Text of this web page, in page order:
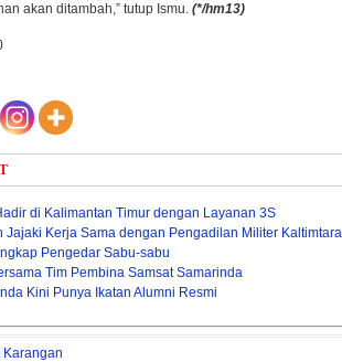
akan ditambah,” tutup Ismu. (*/hm13)
di Kalimantan Timur dengan Layanan 3S
Jajaki Kerja Sama dengan Pengadilan Militer Kaltimtara
Pengedar Sabu-sabu
Tim Pembina Samsat Samarinda
Kini Punya Ikatan Alumni Resmi
Karangan